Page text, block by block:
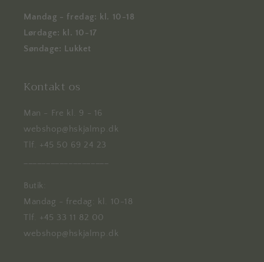
Mandag - fredag: kl. 10-18
Lørdage: kl. 10-17
Søndage: Lukket
Kontakt os
Man - Fre kl. 9 - 16
webshop@hskjalmp.dk
Tlf. +45 50 69 24 23
Butik:
Mandag - fredag: kl. 10-18
Tlf. +45 33 11 82 00
webshop@hskjalmp.dk